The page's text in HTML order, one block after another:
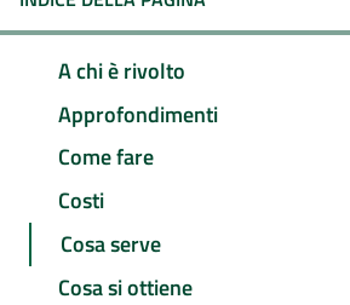
A chi è rivolto
Approfondimenti
Come fare
Costi
Cosa serve
Cosa si ottiene